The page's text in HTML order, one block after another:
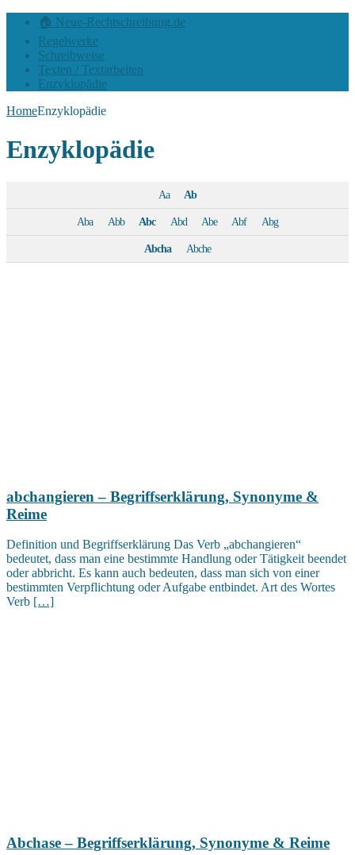
🏠 Neue-Rechtschreibung.de
Regelwerke
Schreibweise
Texten / Textarbeiten
Enzyklopädie
HomeEnzyklopädie
Enzyklopädie
Aa Ab
Aba Abb Abc Abd Abe Abf Abg
Abcha Abche
abchangieren – Begriffserklärung, Synonyme &
Reime
Definition und Begriffserklärung Das Verb „abchangieren“
bedeutet, dass man eine bestimmte Handlung oder Tätigkeit beendet
oder abbricht. Es kann auch bedeuten, dass man sich von einer
bestimmten Verpflichtung oder Aufgabe entbindet. Art des Wortes
Verb […]
Abchase – Begriffserklärung, Synonyme & Reime